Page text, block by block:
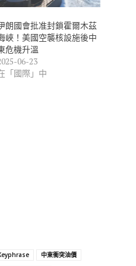
朗國會批准封鎖霍爾木茲
峽！美國空襲核設施後中
危機升溫
06-23
「國際」中
中東衝突油價